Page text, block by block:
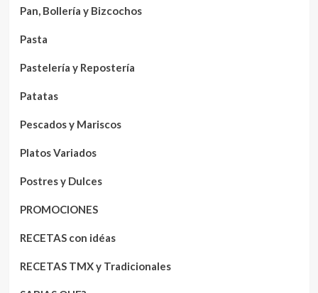
Pan, Bollería y Bizcochos
Pasta
Pastelería y Repostería
Patatas
Pescados y Mariscos
Platos Variados
Postres y Dulces
PROMOCIONES
RECETAS con idéas
RECETAS TMX y Tradicionales